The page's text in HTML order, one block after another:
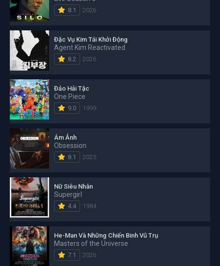
8.1 2026
Đặc Vụ Kim Tái Khởi Động
Agent Kim Reactivated
8.2 2026
Đảo Hải Tặc
One Piece
9.0 1999
Ám Ảnh
Obsession
8.1 2025
Nữ Siêu Nhân
Supergirl
4.4 1984
He-Man Và Những Chiến Binh Vũ Trụ
Masters of the Universe
7.1 2026